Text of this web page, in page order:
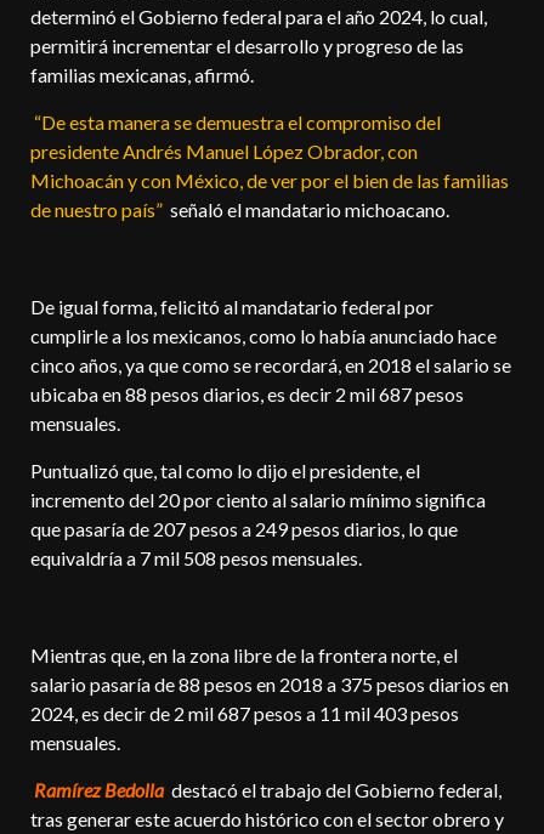
determinó el Gobierno federal para el año 2024, lo cual,
permitirá incrementar el desarrollo y progreso de las
familias mexicanas, afirmó.
“De esta manera se demuestra el compromiso del
presidente Andrés Manuel López Obrador, con
Michoacán y con México, de ver por el bien de las familias
de nuestro país” señaló el mandatario michoacano.
De igual forma, felicitó al mandatario federal por
cumplirle a los mexicanos, como lo había anunciado hace
cinco años, ya que como se recordará, en 2018 el salario se
ubicaba en 88 pesos diarios, es decir 2 mil 687 pesos
mensuales.
Puntualizó que, tal como lo dijo el presidente, el
incremento del 20 por ciento al salario mínimo significa
que pasaría de 207 pesos a 249 pesos diarios, lo que
equivaldría a 7 mil 508 pesos mensuales.
Mientras que, en la zona libre de la frontera norte, el
salario pasaría de 88 pesos en 2018 a 375 pesos diarios en
2024, es decir de 2 mil 687 pesos a 11 mil 403 pesos
mensuales.
Ramírez Bedolla destacó el trabajo del Gobierno federal,
tras generar este acuerdo histórico con el sector obrero y